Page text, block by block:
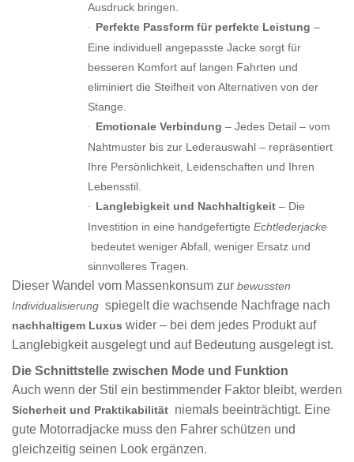
Ausdruck bringen.
· Perfekte Passform für perfekte Leistung –
Eine individuell angepasste Jacke sorgt für
besseren Komfort auf langen Fahrten und
eliminiert die Steifheit von Alternativen von der
Stange.
· Emotionale Verbindung – Jedes Detail – vom
Nahtmuster bis zur Lederauswahl – repräsentiert
Ihre Persönlichkeit, Leidenschaften und Ihren
Lebensstil.
· Langlebigkeit und Nachhaltigkeit – Die
Investition in eine handgefertigte Echtlederjacke
bedeutet weniger Abfall, weniger Ersatz und
sinnvolleres Tragen.
Dieser Wandel vom Massenkonsum zur bewussten
Individualisierung spiegelt die wachsende Nachfrage nach
nachhaltigem Luxus wider – bei dem jedes Produkt auf
Langlebigkeit ausgelegt und auf Bedeutung ausgelegt ist.
Die Schnittstelle zwischen Mode und Funktion
Auch wenn der Stil ein bestimmender Faktor bleibt, werden
Sicherheit und Praktikabilität niemals beeinträchtigt. Eine
gute Motorradjacke muss den Fahrer schützen und
gleichzeitig seinen Look ergänzen.